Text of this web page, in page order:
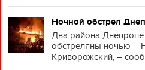
Ночной обстрел
Два района
обстреляны ночью –
Криворожский, –